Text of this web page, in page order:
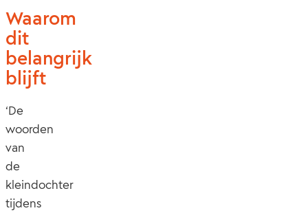
Waarom
dit
belangrijk
blijft
‘De
woorden
van
de
kleindochter
tijdens